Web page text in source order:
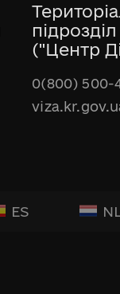
("Центр
0(800) 500-
ES NL